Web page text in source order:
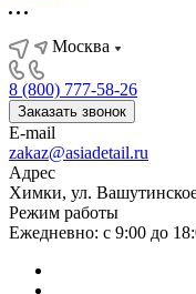
Москва
8 (800) 777-58-26
Заказать звонок
E-mail
zakaz@asiadetail.ru
Адрес
Химки, ул.
Режим работы
Ежедневно: с 9:00 до